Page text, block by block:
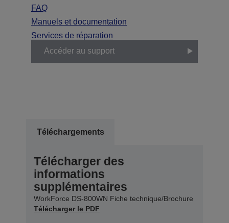
FAQ
Manuels et documentation
Services de réparation
Accéder au support
Téléchargements
Télécharger des
informations
supplémentaires
WorkForce DS-800WN Fiche technique/Brochure
Télécharger le PDF